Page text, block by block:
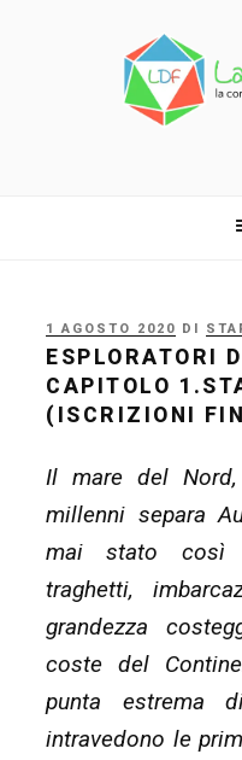
PUBBLICATO
IL
1 AGOSTO 2020 DI
ESPLORATORI
CAPITOLO
(ISCRIZIONI
Il mare del
millenni separa
mai stato così
traghetti,
grandezza
coste del
punta estrema
intravedono le